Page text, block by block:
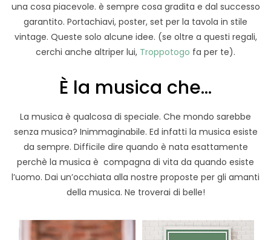
una cosa piacevole. è sempre cosa gradita e dal successo
garantito. Portachiavi, poster, set per la tavola in stile
vintage. Queste solo alcune idee. (se oltre a questi regali,
cerchi anche altriper lui, Troppotogo fa per te).
È la musica che…
La musica è qualcosa di speciale. Che mondo sarebbe
senza musica? Inimmaginabile. Ed infatti la musica esiste
da sempre. Difficile dire quando è nata esattamente
perchè la musica è compagna di vita da quando esiste
l’uomo. Dai un’occhiata alla nostre proposte per gli amanti
della musica. Ne troverai di belle!